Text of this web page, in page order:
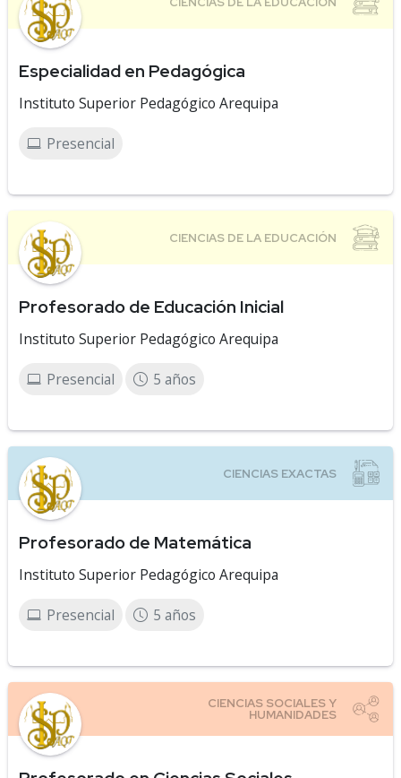
Especialidad en Pedagógica
Instituto Superior Pedagógico Arequipa
Presencial
Profesorado de Educación Inicial
Instituto Superior Pedagógico Arequipa
Presencial 5 años
Profesorado de Matemática
Instituto Superior Pedagógico Arequipa
Presencial 5 años